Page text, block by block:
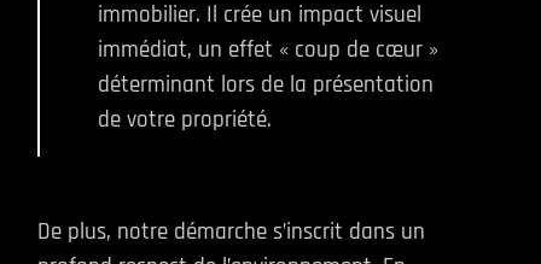
immobilier. Il crée un impact visuel
immédiat, un effet « coup de cœur »
déterminant lors de la présentation
de votre propriété.
De plus, notre démarche s’inscrit dans un